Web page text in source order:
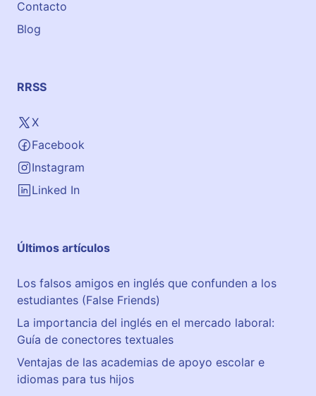
Contacto
Blog
RRSS
X
Facebook
Instagram
Linked In
Últimos artículos
Los falsos amigos en inglés que confunden a los
estudiantes (False Friends)
La importancia del inglés en el mercado laboral:
Guía de conectores textuales
Ventajas de las academias de apoyo escolar e
idiomas para tus hijos